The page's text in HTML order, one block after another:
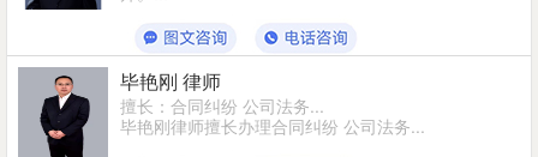
毕艳刚 律师
擅长：合同纠纷 公司法务...
毕艳刚律师擅长办理合同纠纷 公司法务...